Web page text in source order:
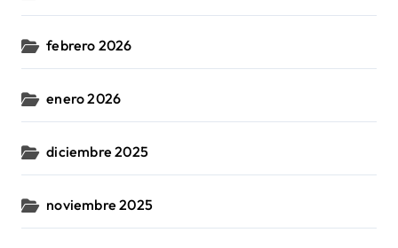
febrero 2026
enero 2026
diciembre 2025
noviembre 2025